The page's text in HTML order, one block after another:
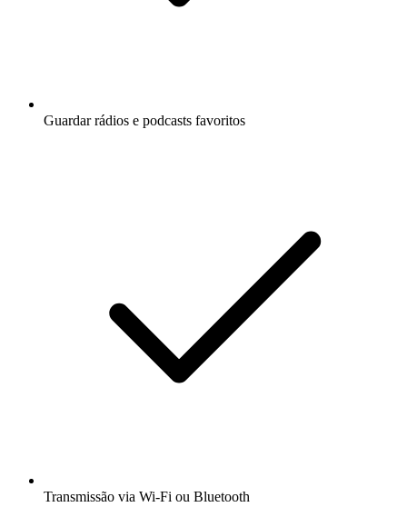
Guardar rádios e podcasts favoritos
Transmissão via Wi-Fi ou Bluetooth